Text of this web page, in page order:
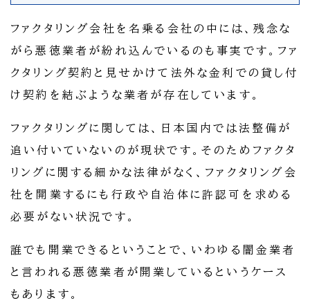
ファクタリング会社を名乗る会社の中には、残念な
がら悪徳業者が紛れ込んでいるのも事実です。ファ
クタリング契約と見せかけて法外な金利での貸し付
け契約を結ぶような業者が存在しています。
ファクタリングに関しては、日本国内では法整備が
追い付いていないのが現状です。そのためファクタ
リングに関する細かな法律がなく、ファクタリング会
社を開業するにも行政や自治体に許認可を求める
必要がない状況です。
誰でも開業できるということで、いわゆる闇金業者
と言われる悪徳業者が開業しているというケース
もあります。